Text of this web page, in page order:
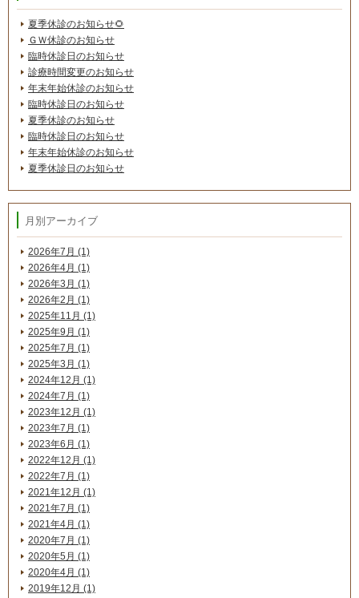
夏季休診のお知らせ🌻
ＧＷ休診のお知らせ
臨時休診日のお知らせ
診療時間変更のお知らせ
年末年始休診のお知らせ
臨時休診日のお知らせ
夏季休診のお知らせ
臨時休診日のお知らせ
年末年始休診のお知らせ
夏季休診日のお知らせ
月別アーカイブ
2026年7月 (1)
2026年4月 (1)
2026年3月 (1)
2026年2月 (1)
2025年11月 (1)
2025年9月 (1)
2025年7月 (1)
2025年3月 (1)
2024年12月 (1)
2024年7月 (1)
2023年12月 (1)
2023年7月 (1)
2023年6月 (1)
2022年12月 (1)
2022年7月 (1)
2021年12月 (1)
2021年7月 (1)
2021年4月 (1)
2020年7月 (1)
2020年5月 (1)
2020年4月 (1)
2019年12月 (1)